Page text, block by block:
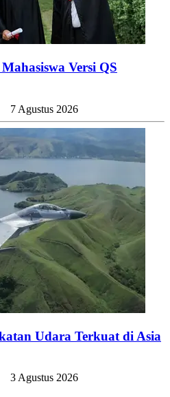
Versi QS
7 Agustus 2026
Udara Terkuat di Asia
3 Agustus 2026